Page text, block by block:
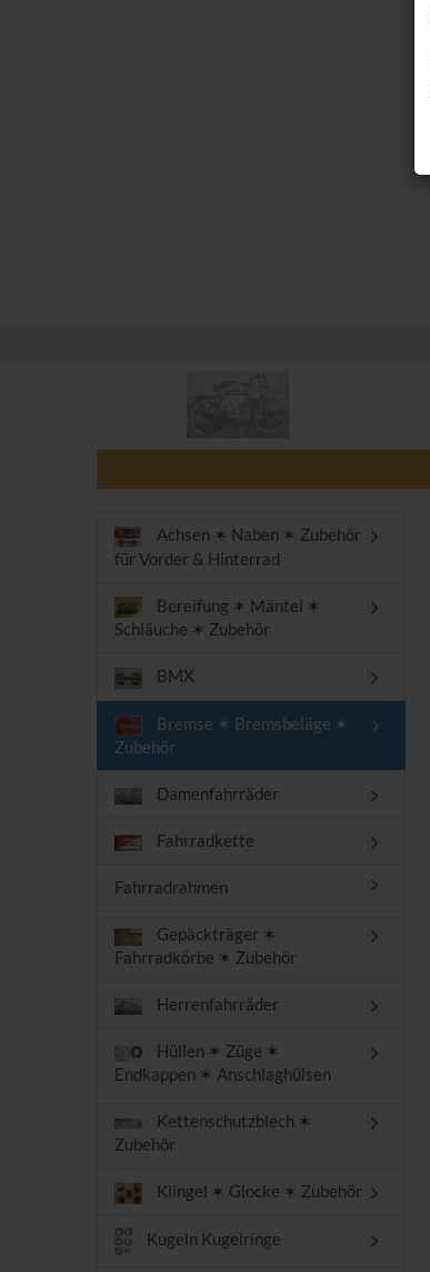
Achsen ✶ Naben ✶ Zubehör
für Vorder & Hinterrad
Bereifung ✶ Mäntel ✶
Schläuche ✶ Zubehör
BMX
Bremse ✶ Bremsbeläge ✶
Zubehör
Damenfahrräder
Fahrradkette
Fahrradrahmen
Gepäckträger ✶
Fahrradkörbe ✶ Zubehör
Herrenfahrräder
Hüllen ✶ Züge ✶
Endkappen ✶ Anschlaghülsen
Kettenschutzblech ✶
Zubehör
Klingel ✶ Glocke ✶ Zubehör
Kugeln Kugelringe